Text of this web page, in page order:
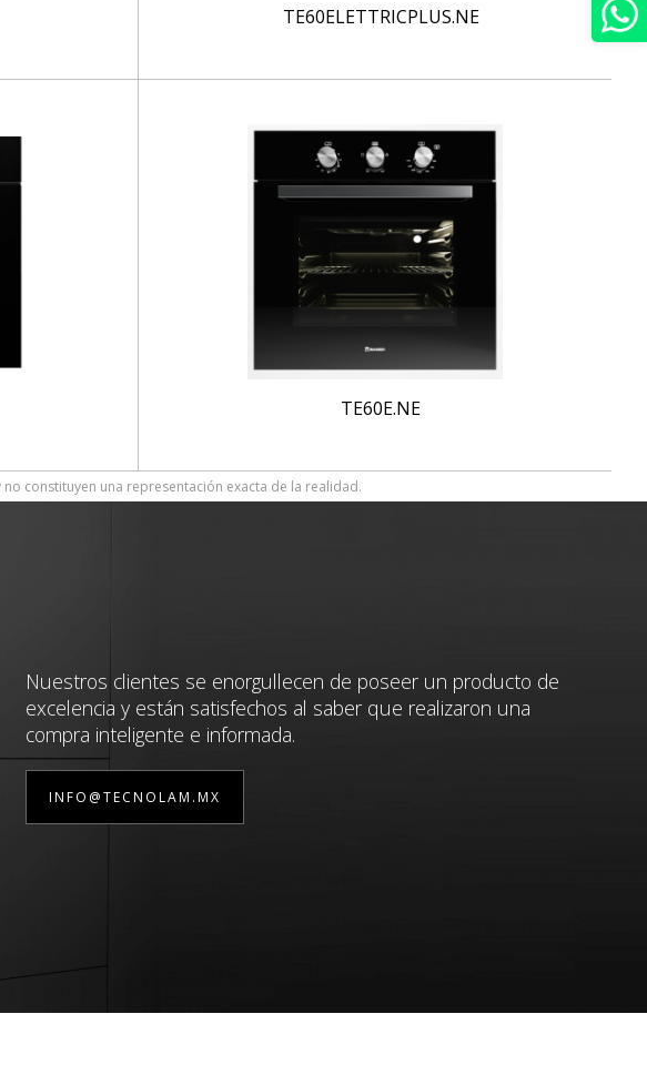
TE60ELETTRICPLUS.NE
TE60E.NE
constituyen una representación exacta de la realidad.
Nuestros clientes se enorgullecen de poseer un producto de
excelencia y están satisfechos al saber que realizaron una
compra inteligente e informada.
INFO@TECNOLAM.MX